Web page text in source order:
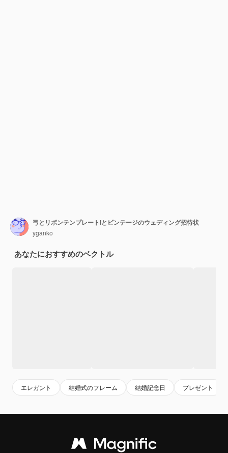
弓とリボンテンプレートIとビンテージのウェディング招待状
yganko
あなたにおすすめのベクトル
エレガント 結婚式のフレーム 結婚記念日 プレゼント